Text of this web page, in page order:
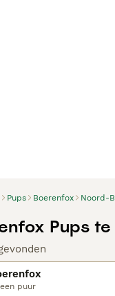
Pups Boerenfox Noord-
Pups
puur